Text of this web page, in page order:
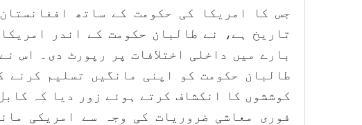
جس کا امریکا کی حکومت کے ساتھ
تاریخ ہے، نے طالبان حکومت کے اندر
بارے میں داخلی اختلافات پر رپورٹ دی۔ اس
طالبان حکومت کو اپنی مانگیں تسلیم کرنے
کوششوں کا انکشاف کرتے ہوئے زور دیا کہ
فوری معاشی ضروریات کی وجہ سے امریکی